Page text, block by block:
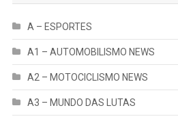
A – ESPORTES
A1 – AUTOMOBILISMO NEWS
A2 – MOTOCICLISMO NEWS
A3 – MUNDO DAS LUTAS